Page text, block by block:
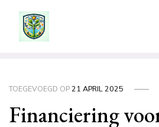
TOEGEVOEGD OP21 APRIL 2025
Financiering